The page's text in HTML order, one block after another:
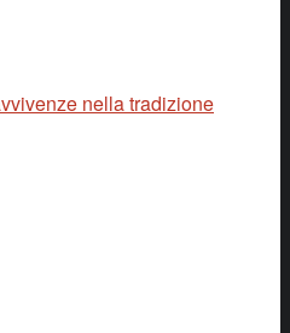
nella tradizione